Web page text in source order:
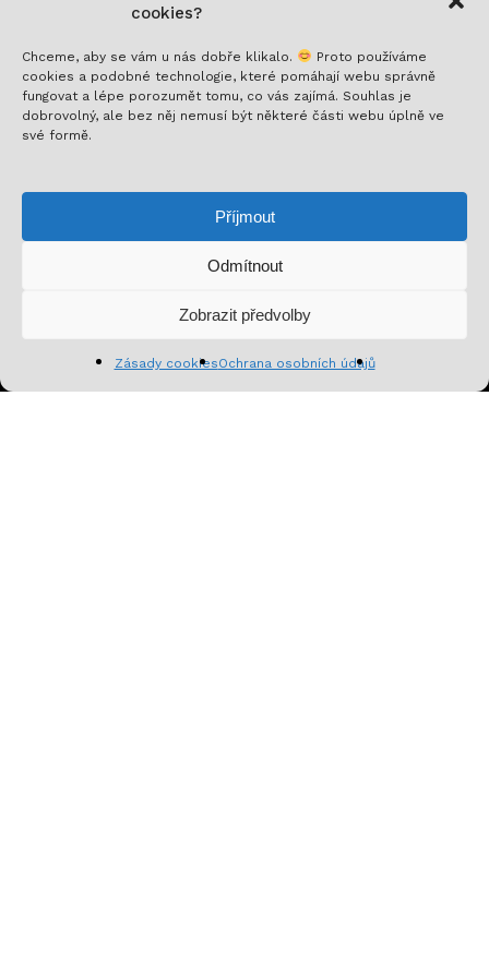
cookies?
Chceme, aby se vám u nás dobře klikalo.
Proto používáme
cookies a podobné technologie, které pomáhají webu správně
fungovat a lépe porozumět tomu, co vás zajímá. Souhlas je
dobrovolný, ale bez něj nemusí být některé části webu úplně ve
své formě.
Příjmout
Odmítnout
Zobrazit předvolby
Zásady cookiesOchrana osobních údajů
Nech si posílat to nejlepší!
speciální nabídky a inspirativní obsah. Přinášíme ti
jen to, co stojí za to!